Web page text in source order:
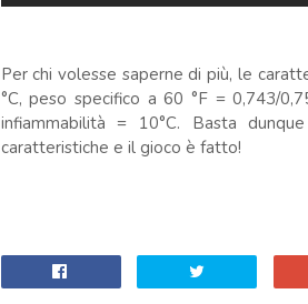
Per chi volesse saperne di più, le
°C, peso specifico a 60 °F = 0,743/
infiammabilità = 10°C. Basta
caratteristiche e il gioco è fatto!